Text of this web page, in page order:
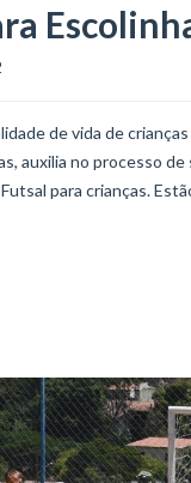
de vida de
no processo de
para crianças.